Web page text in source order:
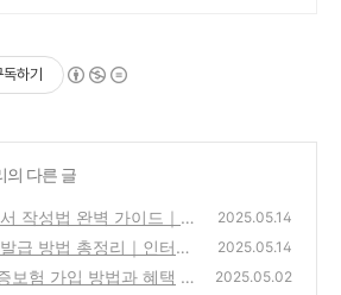
하기
의 다른 글
작성법 완벽 가이드｜2
(1)
2025.05.14
급 방법 총정리｜인터넷
!
(1)
2025.05.14
보험 가입 방법과 혜택 2025.05.02